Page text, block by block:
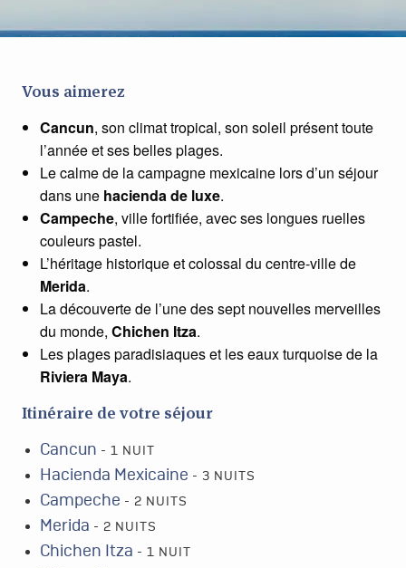
Vous aimerez
Cancun, son climat tropical, son soleil présent toute
l’année et ses belles plages.
Le calme de la campagne mexicaine lors d’un séjour
dans une hacienda de luxe.
Campeche, ville fortifiée, avec ses longues ruelles
couleurs pastel.
L’héritage historique et colossal du centre-ville de
Merida.
La découverte de l’une des sept nouvelles merveilles
du monde, Chichen Itza.
Les plages paradisiaques et les eaux turquoise de la
Riviera Maya.
Itinéraire de votre séjour
Cancun - 1 NUIT
Hacienda Mexicaine - 3 NUITS
Campeche - 2 NUITS
Merida - 2 NUITS
Chichen Itza - 1 NUIT